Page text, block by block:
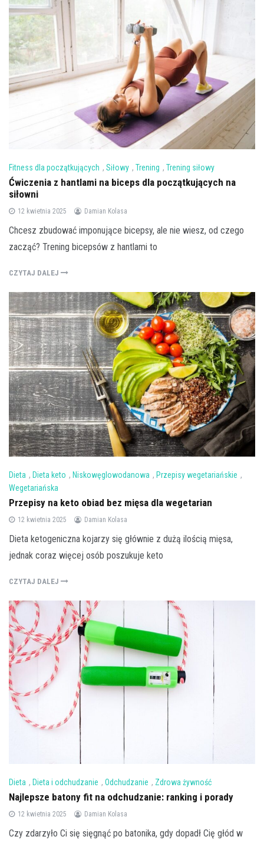
Fitness dla początkujących , Siłowy , Trening , Trening siłowy
Ćwiczenia z hantlami na biceps dla początkujących na
siłowni
12 kwietnia 2025 Damian Kolasa
Chcesz zbudować imponujące bicepsy, ale nie wiesz, od czego
zacząć? Trening bicepsów z hantlami to
CZYTAJ DALEJ
Dieta , Dieta keto , Niskowęglowodanowa , Przepisy wegetariańskie ,
Wegetariańska
Przepisy na keto obiad bez mięsa dla wegetarian
12 kwietnia 2025 Damian Kolasa
Dieta ketogeniczna kojarzy się głównie z dużą ilością mięsa,
jednak coraz więcej osób poszukuje keto
CZYTAJ DALEJ
Dieta , Dieta i odchudzanie , Odchudzanie , Zdrowa żywność
Najlepsze batony fit na odchudzanie: ranking i porady
12 kwietnia 2025 Damian Kolasa
Czy zdarzyło Ci się sięgnąć po batonika, gdy dopadł Cię głód w